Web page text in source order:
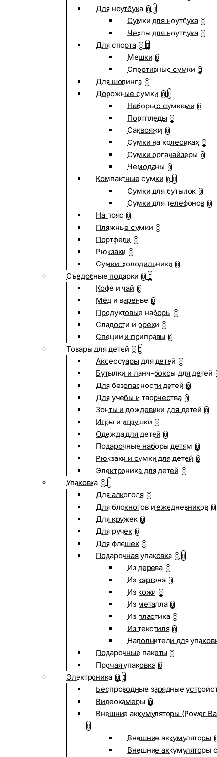
Для ноутбука 0
Сумки для ноутбука 0
Чехлы для ноутбука 0
Для спорта 0
Мешки 0
Спортивные сумки 0
Для шопинга 0
Дорожные сумки 0
Наборы с сумками 0
Портпледы 0
Саквояжи 0
Сумки на колесиках 0
Сумки органайзеры 0
Чемоданы 0
Компактные сумки 0
Сумки для бутылок 0
Сумки для телефонов 0
На пояс 0
Пляжные сумки 0
Портфели 0
Рюкзаки 0
Сумки-холодильники 0
Съедобные подарки 0
Кофе и чай 0
Мёд и варенье 0
Продуктовые наборы 0
Сладости и орехи 0
Специи и приправы 0
Товары для детей 0
Аксессуары для детей 0
Бутылки и ланч-боксы для детей
Для безопасности детей 0
Для учебы и творчества 0
Зонты и дождевики для детей 0
Игры и игрушки 0
Одежда для детей 0
Подарочные наборы детям 0
Рюкзаки и сумки для детей 0
Электроника для детей 0
Упаковка 0
Для алкоголя 0
Для блокнотов и ежедневников 0
Для кружек 0
Для ручек 0
Для флешек 0
Подарочная упаковка 0
Из дерева 0
Из картона 0
Из кожи 0
Из металла 0
Из пластика 0
Из текстиля 0
Наполнители для
Подарочные пакеты 0
Прочая упаковка 0
Электроника 0
Беспроводные зарядные
Видеокамеры 0
Внешние аккумуляторы (Power
Внешние аккумуляторы
Внешние аккумуляторы